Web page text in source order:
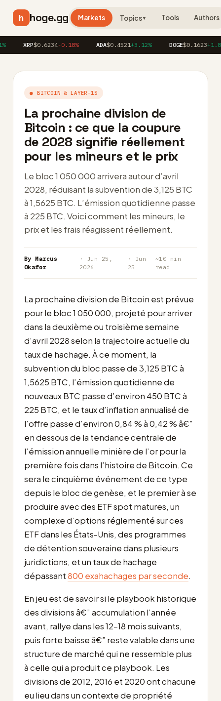
h hoge.gg Markets Topics▼ Tools Authors
XRP $0.6234-0.18% ADA $0.4521+3.12% DOGE $0.1623+1.86%
● BITCOIN & LAYER-1S
La prochaine division de
Bitcoin : ce que la coupure
de 2028 signifie réellement
pour les mineurs et le prix
Le bloc 1 050 000 arrivera autour d’avril
2028, réduisant la subvention de 3,125 BTC
à 1,5625 BTC. L’émission quotidienne passe
à 225 BTC. Voici comment les mineurs, le
prix et les frais réagissent réellement.
By Marcus
Okafor
· Jun 25,
2026
· Jun
25
~10 min
read
La prochaine division de Bitcoin est prévue
pour le bloc 1 050 000, projeté pour arriver
dans la deuxième ou troisième semaine
d’avril 2028 selon la trajectoire actuelle du
taux de hachage. À ce moment, la
subvention du bloc passe de 3,125 BTC à
1,5625 BTC, l’émission quotidienne de
nouveaux BTC passe d’environ 450 BTC à
225 BTC, et le taux d’inflation annualisé de
l’offre passe d’environ 0,84 % à 0,42 % â€”
en dessous de la tendance centrale de
l’émission annuelle minière de l’or pour la
première fois dans l’histoire de Bitcoin. Ce
sera le cinquième événement de ce type
depuis le bloc de genèse, et le premier à se
produire avec des ETF spot matures, un
complexe d’options réglementé sur ces
ETF dans les États-Unis, des programmes
de détention souveraine dans plusieurs
juridictions, et un taux de hachage
dépassant800 exahachages par seconde.
En jeu est de savoir si le playbook historique
des divisions â€” accumulation l’année
avant, rallye dans les 12-18 mois suivants,
puis forte baisse â€” reste valable dans une
structure de marché qui ne ressemble plus
à celle qui a produit ce playbook. Les
divisions de 2012, 2016 et 2020 ont chacune
eu lieu dans un contexte de propriété